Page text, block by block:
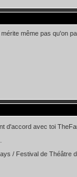
même pas qu'on
d'accord avec toi
/ Festival de Théâtre